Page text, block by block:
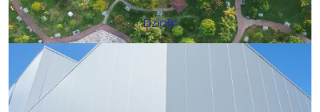
Działki